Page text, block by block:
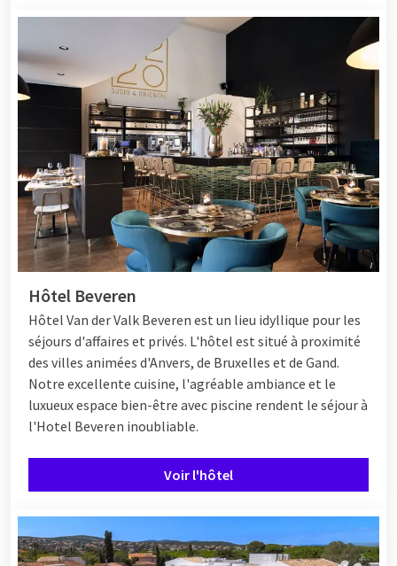
Hôtel Beveren
Hôtel Van der Valk Beveren est un lieu idyllique pour les
séjours d'affaires et privés. L'hôtel est situé à proximité
des villes animées d'Anvers, de Bruxelles et de Gand.
Notre excellente cuisine, l'agréable ambiance et le
luxueux espace bien-être avec piscine rendent le séjour à
l'Hotel Beveren inoubliable.
Voir l'hôtel